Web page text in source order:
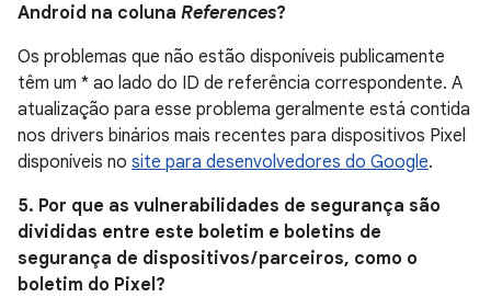
Android na coluna References?
Os problemas que não estão disponíveis publicamente
têm um * ao lado do ID de referência correspondente. A
atualização para esse problema geralmente está contida
nos drivers binários mais recentes para dispositivos Pixel
disponíveis no site para desenvolvedores do Google.
5. Por que as vulnerabilidades de segurança são
divididas entre este boletim e boletins de
segurança de dispositivos / parceiros, como o
boletim do Pixel?